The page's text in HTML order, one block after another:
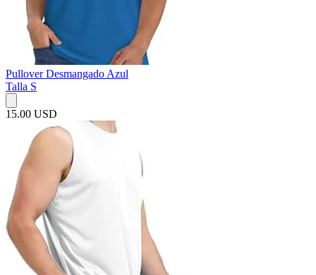
Pullover Desmangado Azul
Talla S
15.00 USD